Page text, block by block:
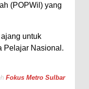
(POPWil) yang
untuk
Pelajar Nasional.
Fokus Metro Sulbar